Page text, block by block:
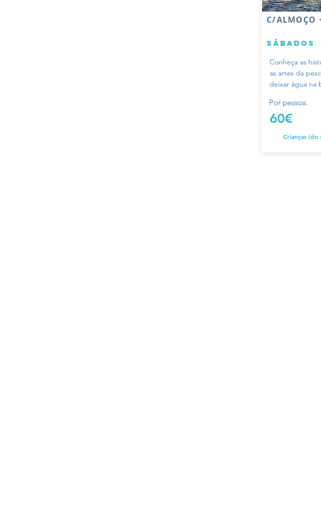
TOUR
C/ALMOÇO
sábados
Conheça as
as artes da
deixar água na
Por pessoa:
60€
Crianças (do